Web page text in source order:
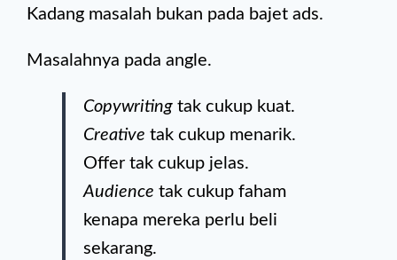
Kadang masalah bukan pada bajet ads.
Masalahnya pada angle.
Copywriting tak cukup kuat.
Creative tak cukup menarik.
Offer tak cukup jelas.
Audience tak cukup faham
kenapa mereka perlu beli
sekarang.